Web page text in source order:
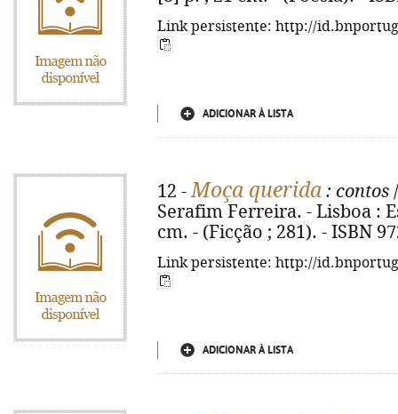
Link persistente: http://
ADICIONAR À LISTA
12 -Moça querida : contos
Serafim Ferreira. - Lisboa :
cm. - (Ficção ; 281). - ISBN
Link persistente: http://
ADICIONAR À LISTA